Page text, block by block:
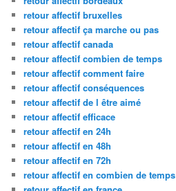
retour affectif bruxelles
retour affectif ça marche ou pas
retour affectif canada
retour affectif combien de temps
retour affectif comment faire
retour affectif conséquences
retour affectif de l être aimé
retour affectif efficace
retour affectif en 24h
retour affectif en 48h
retour affectif en 72h
retour affectif en combien de temps